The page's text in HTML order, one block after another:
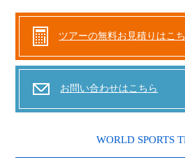
ツアーの無料お見積りはこ
お問い合わせはこちら
WORLD SPORTS